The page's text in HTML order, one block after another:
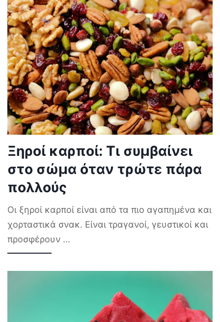
Ξηροί καρποί: Τι συμβαίνει
στο σώμα όταν τρώτε πάρα
πολλούς
Οι ξηροί καρποί είναι από τα πιο αγαπημένα και
χορταστικά σνακ. Είναι τραγανοί, γευστικοί και
προσφέρουν ...